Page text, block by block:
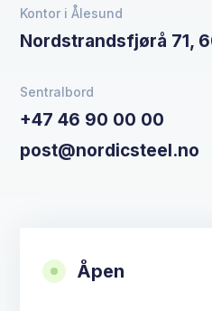
Kontor i Ålesund
Nordstrandsfjørå 71,
Sentralbord
+47 46 90 00 00
post@nordicsteel.no
Åpen